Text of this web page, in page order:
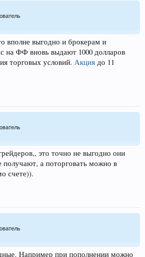
вполне выгодно и брокерам и
на ФФ вновь выдают 1000 долларов
торговых условий. Акция до 11
это точно не выгодно они
а поторговать можно в
счете)).
Например при пополнении можно